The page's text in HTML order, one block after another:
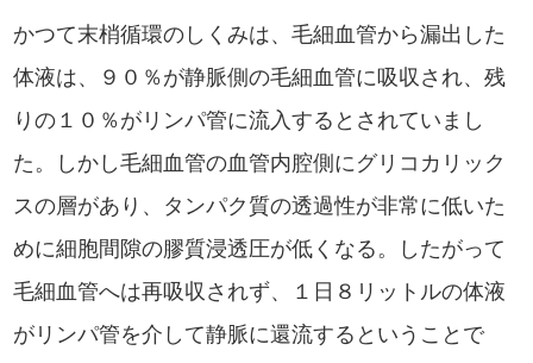
かつて末梢循環のしくみは、毛細血管から漏出した
体液は、９０％が静脈側の毛細血管に吸収され、残
りの１０％がリンパ管に流入するとされていまし
た。しかし毛細血管の血管内腔側にグリコカリック
スの層があり、タンパク質の透過性が非常に低いた
めに細胞間隙の膠質浸透圧が低くなる。したがって
毛細血管へは再吸収されず、１日８リットルの体液
がリンパ管を介して静脈に還流するということで